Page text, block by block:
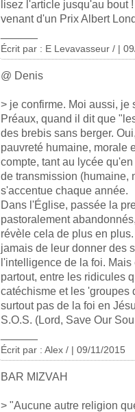
lisez l'article jusqu'au bout !
venant d'un Prix Albert
Écrit par : E Levavasseur / |
@ Denis
> je confirme. Moi aussi, je
Préaux, quand il dit que
des brebis sans berger.
pauvreté humaine, morale
compte, tant au lycée
de transmission (humaine,
s'accentue chaque année.
Dans l'Église, passée la
pastoralement
révèle cela de plus en
jamais de leur donner des
l'intelligence de la foi.
partout, entre les ridicules
catéchisme et les 'groupes
surtout pas de la foi en
S.O.S. (Lord, Save Our
Écrit par : Alex / | 09/11/2015
BAR MIZVAH
> "Aucune autre religion